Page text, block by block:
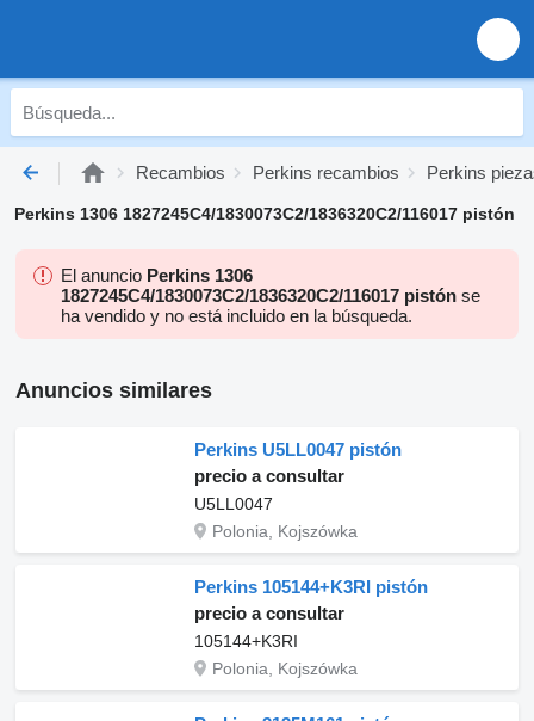
Recambios Perkins recambios Perkins
Perkins 1306 1827245C4/1830073C2/1836320C2/116017 pistón
El anuncio Perkins 1306
1827245C4/1830073C2/1836320C2/116017 pistón se
ha vendido y no está incluido en la búsqueda.
Anuncios similares
Perkins U5LL0047 pistón
precio a consultar
U5LL0047
Polonia, Kojszówka
Perkins 105144+K3RI pistón
precio a consultar
105144+K3RI
Polonia, Kojszówka